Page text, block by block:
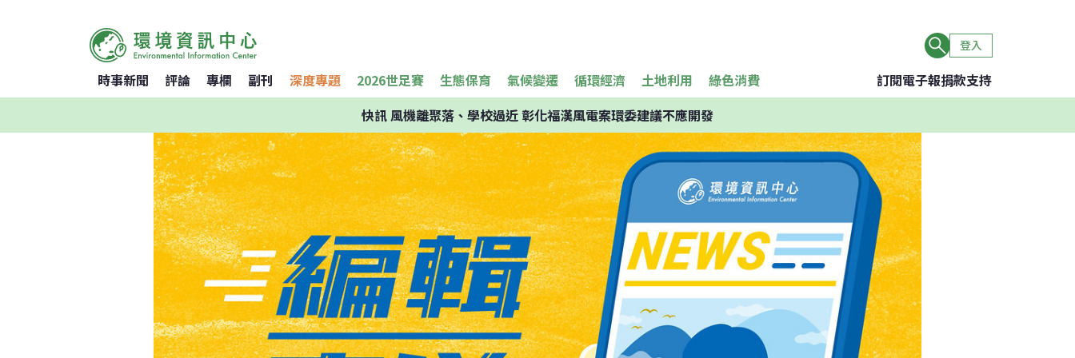
登入
時事新聞 評論 專欄 副刊 深度專題 2026世足賽 生態保育 氣候變遷 循環經濟 土地利用 綠色消費 訂閱電子報捐款支持
快訊風機離聚落、學校過近 彰化福漢風電案環委建議不應開發